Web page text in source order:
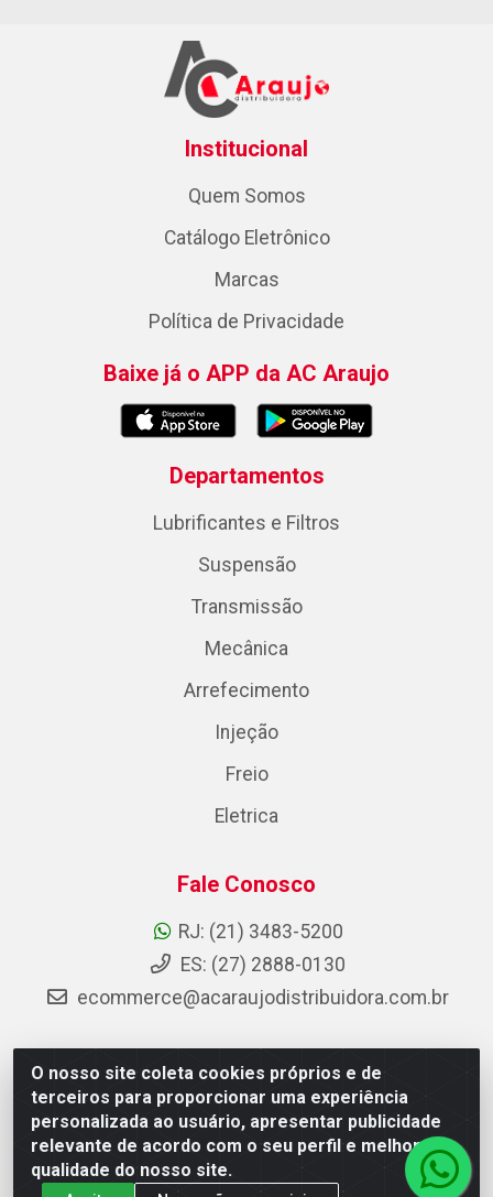
O nosso site coleta cookies próprios e de
terceiros para proporcionar uma experiência
personalizada ao usuário, apresentar publicidade
relevante de acordo com o seu perfil e melhorar a
qualidade do nosso site.
Institucional
Quem Somos
Catálogo Eletrônico
Marcas
Política de Privacidade
Baixe já o APP da AC Araujo
Departamentos
Lubrificantes e Filtros
Suspensão
Transmissão
Mecânica
Arrefecimento
Injeção
Freio
Eletrica
Fale Conosco
RJ: (21) 3483-5200
ES: (27) 2888-0130
ecommerce@acaraujodistribuidora.com.br
AC Araujo Distribuidora - Rua Carneiro de Campos, 42 -
São Cristóvão, Rio de Janeiro/RJ - CEP 20.920-410 -
CNPJ 08.744.753/0003-85